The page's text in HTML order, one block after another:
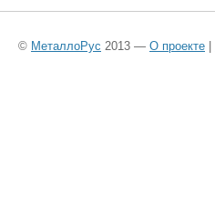
© МеталлоРус 2013 — О проекте |